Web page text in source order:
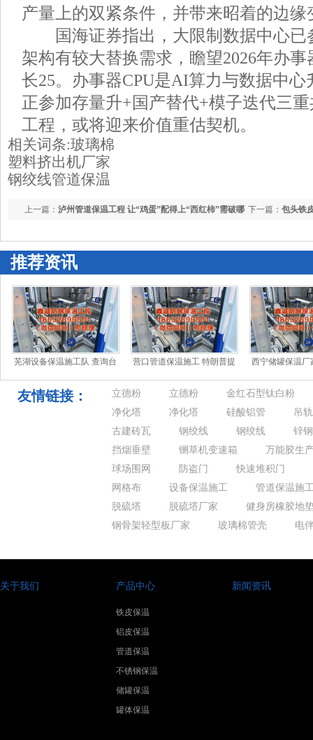
产量上的双紧条件，并带来昭着的边缘
国海证券指出，大限制数据中心已
架构有较大替换需求，瞻望2026年办事
长25。办事器CPU是AI算力与数据中
正参加存量升+国产替代+模子迭代三
工程，或将迎来价值重估契机。
相关词条:玻璃棉
塑料挤出机厂家
钢绞线管道保温
下一篇： 包头铁
上一篇： 泸州管道保温工程 让“鸡蛋”配得上“西红柿”需破哪
推荐资讯
芜湖设备保温施工队 查询台
营口管道保温施工 特朗普提
任好意思联
西宁储罐保温厂
你「反
友情链接： 立德粉 立德粉
金红石型钛白粉
净化塔
净化塔 硅酸铝管
吊
古建砖瓦
钢绞线 钢绞线
锌
挡烟垂壁
铡草机变速箱
万能胶生
球场围网
防盗门
快速堆积门
网格布
设备保温施工
管道保温施
脱硫塔
脱硫塔厂家
健身房橡胶地
钢骨架轻型板厂家
玻璃棉管壳 电
关于我们 产品中心
铁皮保温
铝皮保温
管道保温
不锈钢保温
储罐保温
罐体保温
新闻资讯